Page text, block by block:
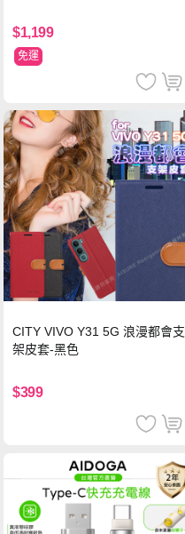
$1,199
免運
CITY VIVO Y31 5G 浪漫都會支
架皮套-黑色
$399